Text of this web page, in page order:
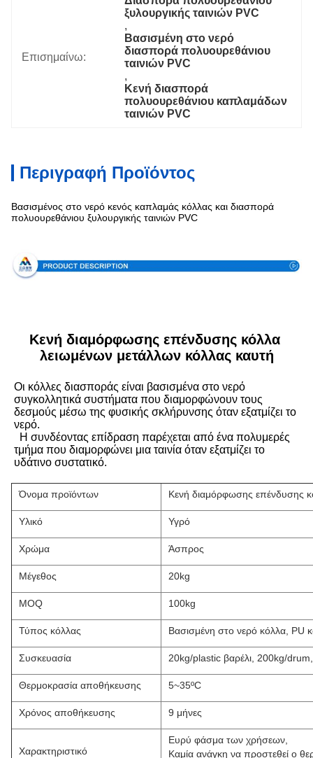
Επισημαίνω:
ξυλουργικής ταινιών PVC
,
Βασισμένη στο νερό
διασπορά πολυουρεθάνιου
ταινιών PVC
,
Κενή διασπορά
πολυουρεθάνιου καπλαμάδων
ταινιών PVC
Περιγραφή Προϊόντος
Βασισμένος στο νερό κενός καπλαμάς κόλλας και διασπορά
πολυουρεθάνιου ξυλουργικής ταινιών PVC
Κενή διαμόρφωσης επένδυσης κόλλα
λειωμένων μετάλλων κόλλας καυτή
Οι κόλλες διασποράς είναι βασισμένα στο νερό
συγκολλητικά συστήματα που διαμορφώνουν τους
δεσμούς μέσω της φυσικής σκλήρυνσης όταν εξατμίζει το
νερό.
Η συνδέοντας επίδραση παρέχεται από ένα πολυμερές
τμήμα που διαμορφώνει μια ταινία όταν εξατμίζει το
υδάτινο συστατικό.
Όνομα προϊόντων Κενή διαμόρφωσης επένδυσης
Υλικό Υγρό
Χρώμα Άσπρος
Μέγεθος 20kg
MOQ 100kg
Τύπος κόλλας Βασισμένη στο νερό κόλλα, PU
Συσκευασία 20kg/plastic βαρέλι, 200kg/
Θερμοκρασία αποθήκευσης 5~35ºC
Χρόνος αποθήκευσης 9 μήνες
Χαρακτηριστικό
Ευρύ φάσμα των χρήσεων,
Καμία ανάγκη να προστεθεί ο